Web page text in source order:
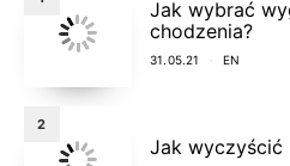
Jak wybrać
chodzenia?
31.05.21 EN
2
Jak wyczyścić